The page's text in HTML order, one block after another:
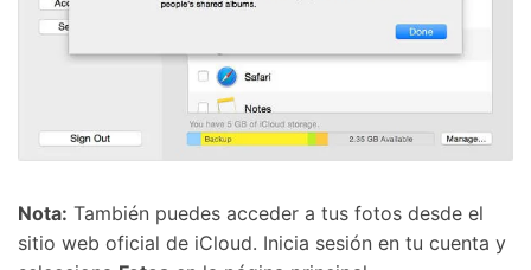
Prueba Dr.Fone Online
Nota: También puedes acceder a tus fotos desde el
sitio web oficial de iCloud. Inicia sesión en tu cuenta y